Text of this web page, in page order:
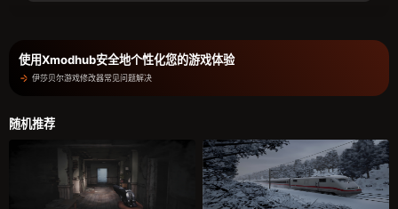
使用Xmodhub安全地个性化您的游戏体验
伊莎贝尔游戏修改器常见问题解决
随机推荐